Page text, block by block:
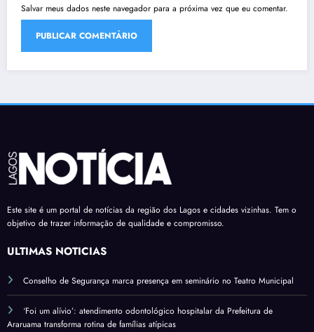
Salvar meus dados neste navegador para a próxima vez que eu comentar.
Este site é um portal de notícias da região dos Lagos e cidades vizinhas. Tem o
objetivo de trazer informação de qualidade e compromisso.
ÚLTIMAS NOTÍCIAS
Conselho de Segurança marca presença em seminário no Teatro Municipal
‘Foi um alívio’: atendimento odontológico hospitalar da Prefeitura de
Araruama transforma rotina de famílias atípicas